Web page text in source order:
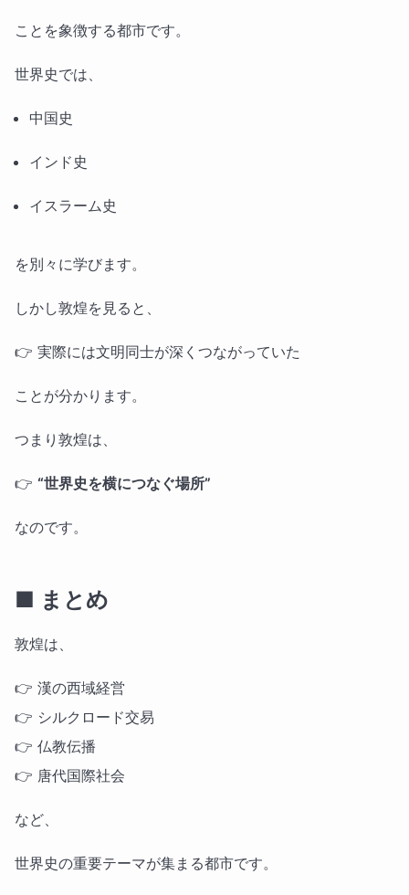
ことを象徴する都市です。
世界史では、
中国史
インド史
イスラーム史
を別々に学びます。
しかし敦煌を見ると、
👉 実際には文明同士が深くつながっていた
ことが分かります。
つまり敦煌は、
👉 “世界史を横につなぐ場所”
なのです。
■ まとめ
敦煌は、
👉 漢の西域経営
👉 シルクロード交易
👉 仏教伝播
👉 唐代国際社会
など、
世界史の重要テーマが集まる都市です。